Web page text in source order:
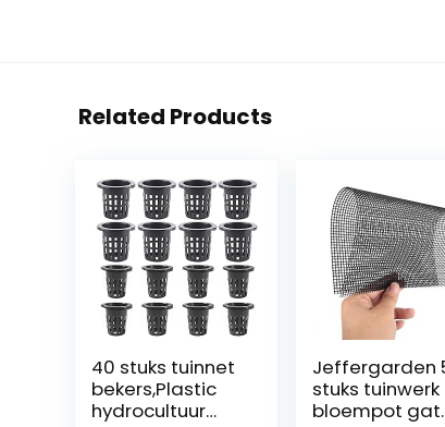
Related Products
40 stuks tuinnet
bekers,Plastic
hydrocultuur
Jeffergarden
stuks tuinwerk
bloempot gat